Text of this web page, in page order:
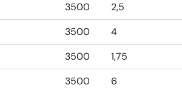
3500 2,5
3500 4
3500 1,75
3500 6